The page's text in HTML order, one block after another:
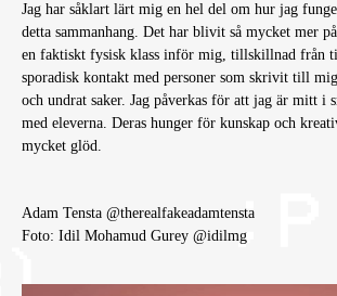
Jag har såklart lärt mig en hel del om hur jag
detta sammanhang. Det har blivit så mycket mer
en faktiskt fysisk klass inför mig, tillskillnad från
sporadisk kontakt med personer som skrivit till
och undrat saker. Jag påverkas för att jag är mitt i
med eleverna. Deras hunger för kunskap och
mycket glöd.
Adam Tensta @therealfakeadamtensta
Foto: Idil Mohamud Gurey @idilmg